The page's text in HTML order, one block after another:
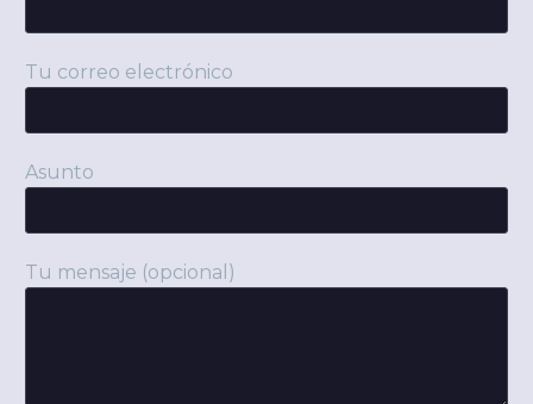
Tu correo electrónico
Asunto
Tu mensaje (opcional)